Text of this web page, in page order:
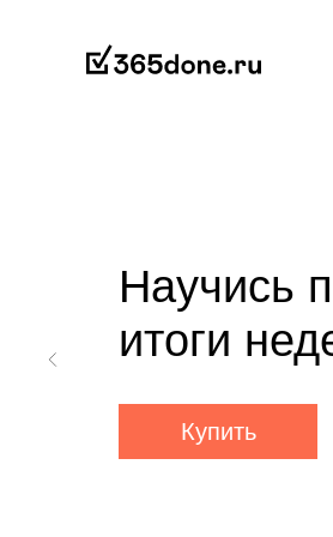
Научись
итоги
Купить